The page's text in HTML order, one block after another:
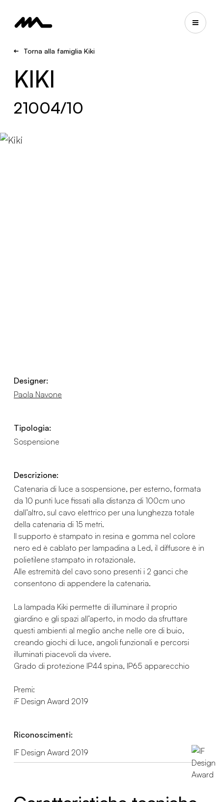
Torna alla famiglia Kiki
KIKI
21004/10
Designer:
Paola Navone
Tipologia:
Sospensione
Descrizione:
Catenaria di luce a sospensione, per esterno, formata
da 10 punti luce fissati alla distanza di 100cm uno
dall’altro, sul cavo elettrico per una lunghezza totale
della catenaria di 15 metri.
Il supporto è stampato in resina e gomma nel colore
nero ed è cablato per lampadina a Led, il diffusore è in
polietilene stampato in rotazionale.
Alle estremità del cavo sono presenti i 2 ganci che
consentono di appendere la catenaria.
La lampada Kiki permette di illuminare il proprio
giardino e gli spazi all’aperto, in modo da sfruttare
questi ambienti al meglio anche nelle ore di buio,
creando giochi di luce, angoli funzionali e percorsi
illuminati piacevoli da vivere.
Grado di protezione IP44 spina, IP65 apparecchio
Premi:
iF Design Award 2019
Riconoscimenti:
IF Design Award 2019